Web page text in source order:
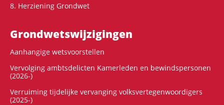
8. Herziening Grondwet
Grondwets­wijzigingen
Aanhangige wetsvoorstellen
Vervolging ambtsdelicten Kamerleden en bewindspersonen
(2026-)
Verruiming tijdelijke vervanging volksvertegenwoordigers
(2025-)